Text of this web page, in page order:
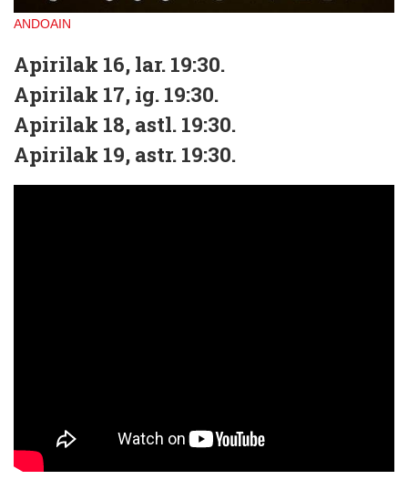
ANDOAIN
Apirilak 16, lar. 19:30.
Apirilak 17, ig. 19:30.
Apirilak 18, astl. 19:30.
Apirilak 19, astr. 19:30.